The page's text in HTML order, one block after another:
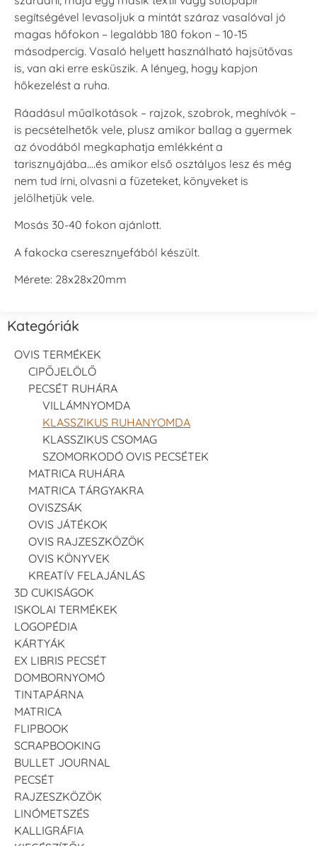
segítségével levasoljuk a mintát száraz vasalóval jó
magas hőfokon – legalább 180 fokon – 10-15
másodpercig. Vasaló helyett használható hajsütővas
is, van aki erre esküszik. A lényeg, hogy kapjon
hőkezelést a ruha.
Ráadásul műalkotások – rajzok, szobrok, meghívók –
is pecsételhetők vele, plusz amikor ballag a gyermek
az óvodából megkaphatja emlékként a
tarisznyájába….és amikor első osztályos lesz és még
nem tud írni, olvasni a füzeteket, könyveket is
jelölhetjük vele.
Mosás 30-40 fokon ajánlott.
A fakocka cseresznyefából készült.
Mérete: 28x28x20mm
Kategóriák
OVIS TERMÉKEK
CIPŐJELÖLŐ
PECSÉT RUHÁRA
VILLÁMNYOMDA
KLASSZIKUS RUHANYOMDA
KLASSZIKUS CSOMAG
SZOMORKODÓ OVIS PECSÉTEK
MATRICA RUHÁRA
MATRICA TÁRGYAKRA
OVISZSÁK
OVIS JÁTÉKOK
OVIS RAJZESZKÖZÖK
OVIS KÖNYVEK
KREATÍV FELAJÁNLÁS
3D CUKISÁGOK
ISKOLAI TERMÉKEK
LOGOPÉDIA
KÁRTYÁK
EX LIBRIS PECSÉT
DOMBORNYOMÓ
TINTAPÁRNA
MATRICA
FLIPBOOK
SCRAPBOOKING
BULLET JOURNAL
PECSÉT
RAJZESZKÖZÖK
LINÓMETSZÉS
KALLIGRÁFIA